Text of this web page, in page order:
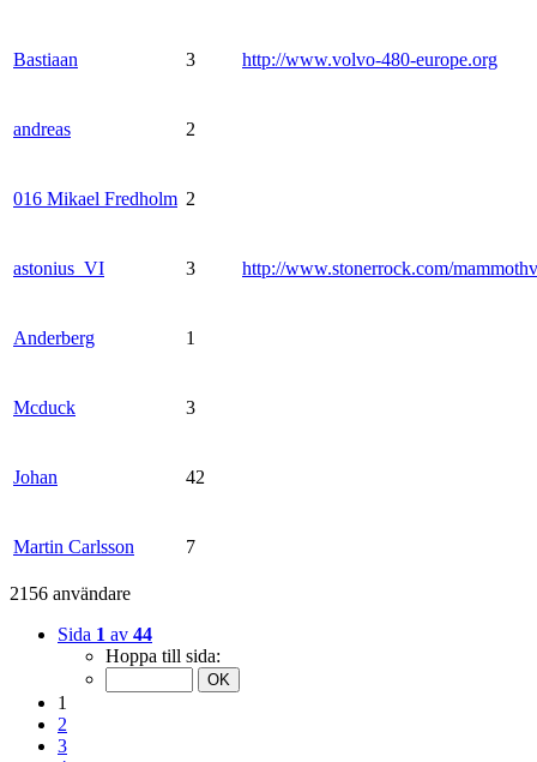
Bastiaan 3 http://www.volvo-480-europe.org
andreas 2
016 Mikael Fredholm 2
astonius_VI 3 http://www.stonerrock.com/
Anderberg 1
Mcduck 3
Johan 42
Martin Carlsson 7
2156 användare
Sida 1 av 44
Hoppa till sida:
1
2
3